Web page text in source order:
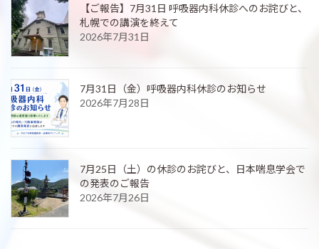
【ご報告】7月31日 呼吸器内科休診へのお詫びと、
札幌での講演を終えて
2026年7月31日
7月31日（金）呼吸器内科休診のお知らせ
2026年7月28日
7月25日（土）の休診のお詫びと、日本喘息学会で
の発表のご報告
2026年7月26日